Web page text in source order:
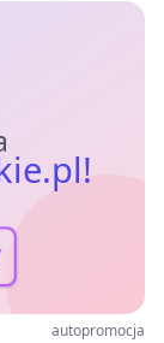
autopromocja